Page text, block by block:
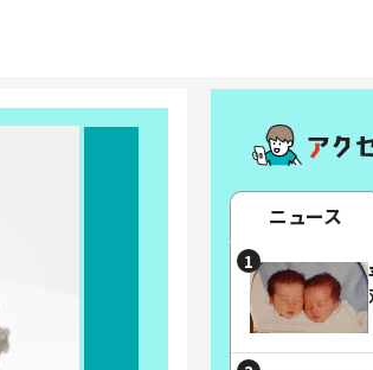
ニュース